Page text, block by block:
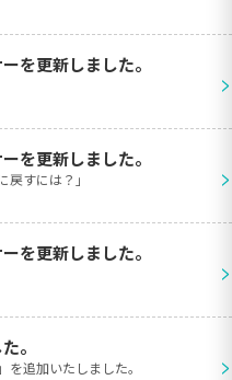
を更新しました。
>
を更新しました。
戻すには？」 >
を更新しました。
>
。
を追加いたしました。 >